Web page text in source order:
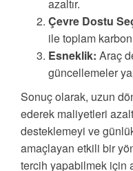
azaltır.
Çevre Dostu
ile toplam
Esneklik: Araç
güncellemeler
Sonuç olarak, uzun
ederek maliyetleri
desteklemeyi ve
amaçlayan etkili bir
tercih yapabilmek için